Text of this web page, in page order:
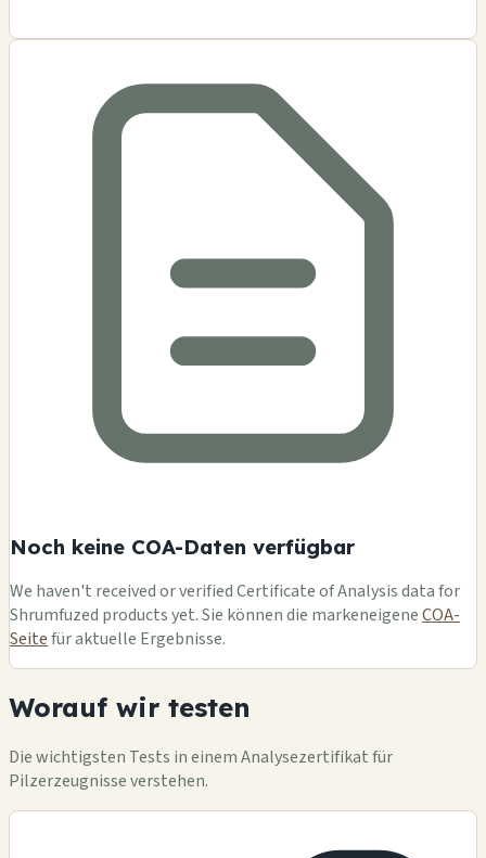
Noch keine COA-Daten verfügbar
We haven't received or verified Certificate of Analysis data for
Shrumfuzed products yet.Sie können die markeneigeneCOA-
Seitefür aktuelle Ergebnisse.
Worauf wir testen
Die wichtigsten Tests in einem Analysezertifikat für
Pilzerzeugnisse verstehen.